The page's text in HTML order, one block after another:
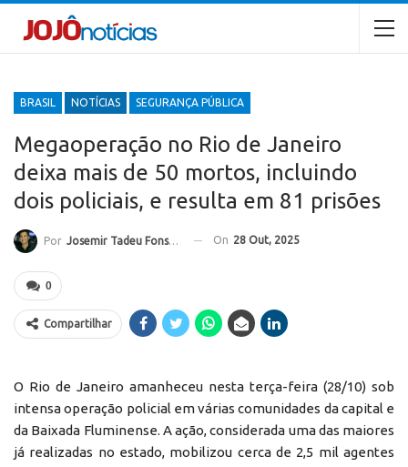
BRASIL NOTÍCIAS SEGURANÇA PÚBLICA
Megaoperação no Rio de Janeiro
deixa mais de 50 mortos, incluindo
dois policiais, e resulta em 81 prisões
Por Josemir Tadeu Fonseca On 28 Out, 2025
0
Compartilhar
O Rio de Janeiro amanheceu nesta terça-feira (28/10) sob
intensa operação policial em várias comunidades da capital e
da Baixada Fluminense. A ação, considerada uma das maiores
já realizadas no estado, mobilizou cerca de 2,5 mil agentes